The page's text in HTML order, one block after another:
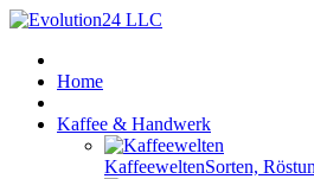
Home
Kaffee & Handwerk
KaffeeweltenSorten,